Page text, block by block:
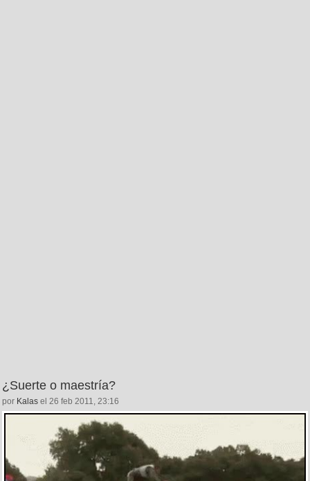
¿Suerte o maestría?
por Kalas el 26 feb 2011, 23:16